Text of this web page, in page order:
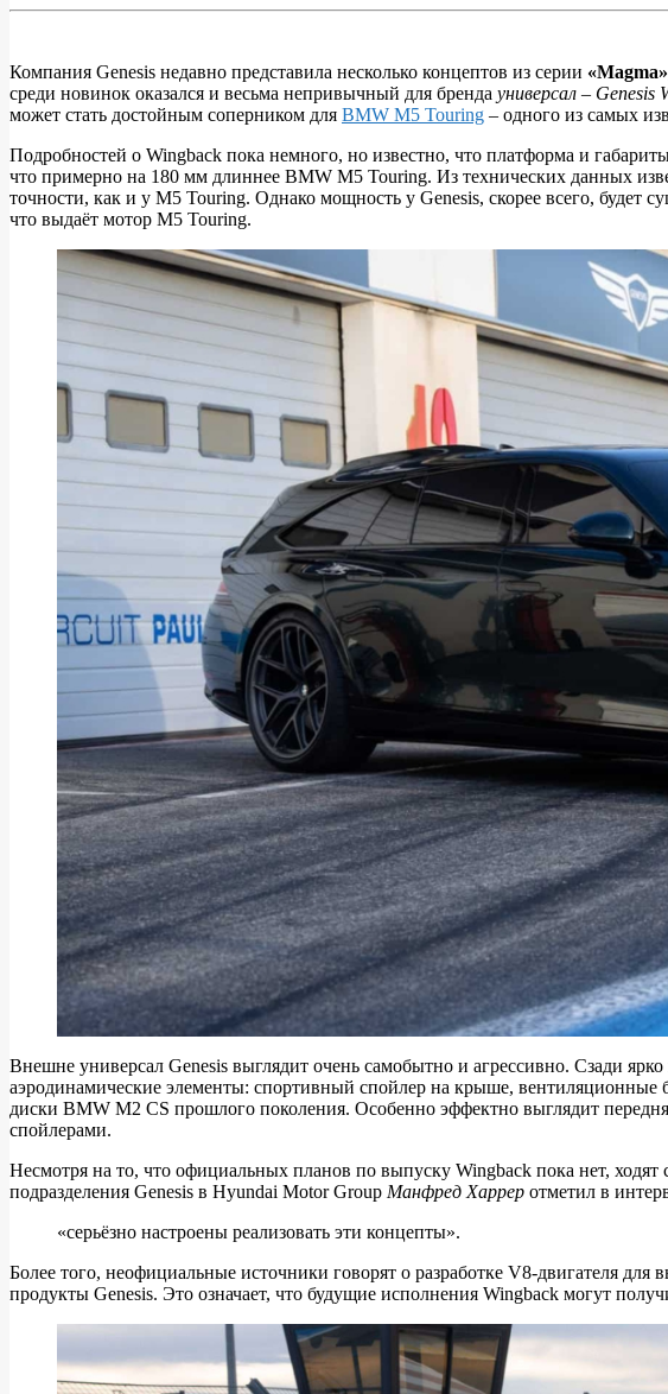
Genesis
Wingback
Wagon
неожиданно
сильный
конкурент
BMW
Touring
Компания Genesis недавно представила несколько концептов из серии «Magma»
среди новинок оказался и весьма непривычный для бренда универсал – Genesis
может стать достойным соперником для BMW M5 Touring – одного из самых
Подробностей о Wingback пока немного, но известно, что платформа и
что примерно на 180 мм длиннее BMW M5 Touring. Из технических данных
точности, как и у M5 Touring. Однако мощность у Genesis, скорее всего, будет
что выдаёт мотор M5 Touring.
Внешне универсал Genesis выглядит очень самобытно и агрессивно. Сзади
аэродинамические элементы: спортивный спойлер на крыше,
диски BMW M2 CS прошлого поколения. Особенно эффектно выглядит
спойлерами.
Несмотря на то, что официальных планов по выпуску Wingback пока нет, ходят
подразделения Genesis в Hyundai Motor Group Манфред Харрер отметил в
«серьёзно настроены реализовать эти концепты».
Более того, неофициальные источники говорят о разработке V8-двигателя
продукты Genesis. Это означает, что будущие исполнения Wingback могут